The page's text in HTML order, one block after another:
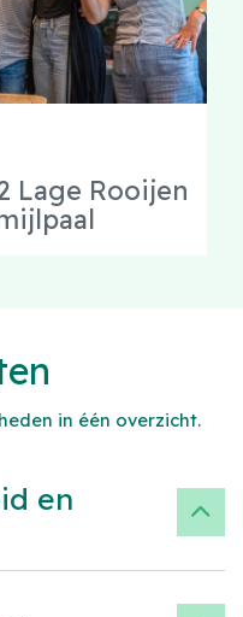
Lage Rooijen
in één overzicht.
en